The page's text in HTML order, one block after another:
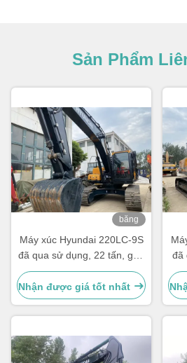
Sản Phẩm
băng
Máy xúc Hyundai 220LC-9S
đã qua sử dụng, 22 tấn, gầu
1.05m³
Nhận được giá tốt nhất
đã